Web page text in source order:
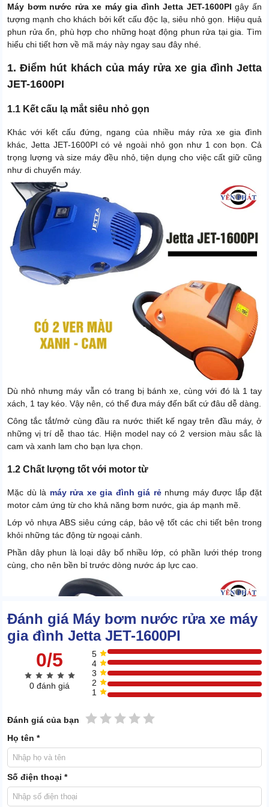
Máy bơm nước rửa xe máy gia đình Jetta JET-1600PIgây ấn
tượng mạnh cho khách bởi kết cấu độc lạ, siêu nhỏ gọn. Hiệu quả
phun rửa ổn, phù hợp cho những hoạt động phun rửa tại gia. Tìm
hiểu chi tiết hơn về mã máy này ngay sau đây nhé.
1. Điểm hút khách của máy rửa xe gia đình Jetta
JET-1600PI
1.1 Kết cấu lạ mắt siêu nhỏ gọn
Khác với kết cấu đứng, ngang của nhiều máy rửa xe gia đình
khác, Jetta JET-1600PI có vẻ ngoài nhỏ gọn như 1 con bọn. Cả
trọng lượng và size máy đều nhỏ, tiện dụng cho việc cất giữ cũng
như di chuyển máy.
Dù nhỏ nhưng máy vẫn có trang bị bánh xe, cùng với đó là 1 tay
xách, 1 tay kéo. Vậy nên, có thể đưa máy đến bất cứ đâu dễ dàng.
Công tắc tắt/mở cùng đầu ra nước thiết kế ngay trên đầu máy, ở
những vị trí dễ thao tác. Hiện model nay có 2 version màu sắc là
cam và xanh lam cho bạn lựa chọn.
1.2 Chất lượng tốt với motor từ
Mặc dù là máy rửa xe gia đình giá rẻnhưng máy được lắp đặt
motor cảm ứng từ cho khả năng bơm nước, gia áp mạnh mẽ.
Lớp vỏ nhựa ABS siêu cứng cáp, bảo vệ tốt các chi tiết bên trong
khỏi những tác động từ ngoại cảnh.
Phần dây phun là loại dây bố nhiều lớp, có phần lưới thép trong
cùng, cho nên bền bỉ trước dòng nước áp lực cao.
1.3 Xịt rửa tối ưu, siêu tiết kiệm nước
Đánh giá Máy bơm nước rửa xe máy
gia đình Jetta JET-1600PI
0/5
0 đánh giá
5
4
3
2
1
Đánh giá của bạn 5 sao
4 sao
3 sao
2 sao
1 sao
Họ tên *
Số điện thoại *